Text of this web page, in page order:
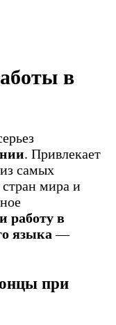
в
. Привлекает
самых
мира и
работу в
языка —
при